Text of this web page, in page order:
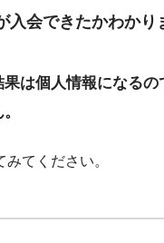
入会できたかわかり
は個人情報になるの
てください。